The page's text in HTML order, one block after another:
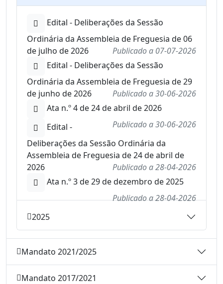
Edital - Deliberações da Sessão
Ordinária da Assembleia de Freguesia de 06
de julho de 2026
Publicado a 07-07-2026
Edital - Deliberações da Sessão
Ordinária da Assembleia de Freguesia de 29
de junho de 2026
Publicado a30-06-2026
Ata n.º 4 de 24 de abril de 2026
Publicado a30-06-2026
Edital -
Deliberações da Sessão Ordinária da
Assembleia de Freguesia de 24 de abril de
2026
Publicado a28-04-2026
Ata n.º 3 de 29 de dezembro de 2025
Publicado a28-04-2026
2025
Mandato 2021/2025
Mandato 2017/2021